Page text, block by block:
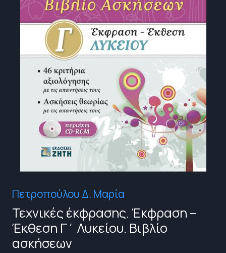
Πετροπούλου Δ. Μαρία
Τεχνικές έκφρασης. Έκφραση –
Έκθεση Γ΄ Λυκείου. Βιβλίο
ασκήσεων